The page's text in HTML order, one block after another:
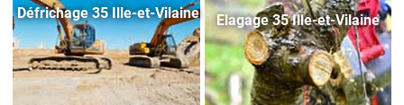
Défrichage 35 Ille-et-Vilaine Elagage 35 Ille-et-Vilaine